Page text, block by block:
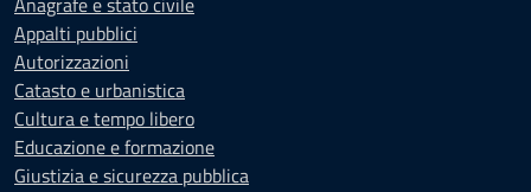
Appalti pubblici
Autorizzazioni
Catasto e urbanistica
Cultura e tempo libero
Educazione e formazione
Giustizia e sicurezza pubblica